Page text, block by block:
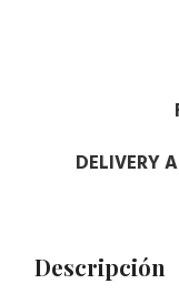
DELIVERY
Descripción